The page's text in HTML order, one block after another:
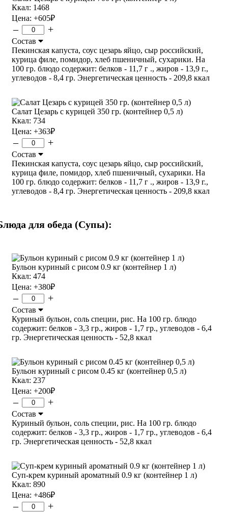
Ккал: 1468
Цена: +605₽
– +
Состав
Пекинская капуста, соус цезарь яйцо, сыр российский,
курица филе, помидор, хлеб пшеничный, сухарики. На
100 гр. блюдо содержит: белков - 11,7 г ., жиров - 13,9 г.,
углеводов - 8,4 гр. Энергетическая ценность - 209,8 ккал
Салат Цезарь с курицей 350 гр. (контейнер 0,5 л)
Ккал: 734
Цена: +363₽
– +
Состав
Пекинская капуста, соус цезарь яйцо, сыр российский,
курица филе, помидор, хлеб пшеничный, сухарики. На
100 гр. блюдо содержит: белков - 11,7 г ., жиров - 13,9 г.,
углеводов - 8,4 гр. Энергетическая ценность - 209,8 ккал
для обеда (Супы):
Бульон куриный с рисом 0.9 кг (контейнер 1 л)
Ккал: 474
Цена: +380₽
– +
Состав
Куриный бульон, соль специи, рис. На 100 гр. блюдо
содержит: белков - 3,3 гр., жиров - 1,7 гр., углеводов - 6,4
гр. Энергетическая ценность - 52,8 ккал
Бульон куриный с рисом 0.45 кг (контейнер 0,5 л)
Ккал: 237
Цена: +200₽
– +
Состав
Куриный бульон, соль специи, рис. На 100 гр. блюдо
содержит: белков - 3,3 гр., жиров - 1,7 гр., углеводов - 6,4
гр. Энергетическая ценность - 52,8 ккал
Суп-крем куриный ароматный 0.9 кг (контейнер 1 л)
Ккал: 890
Цена: +486₽
– +